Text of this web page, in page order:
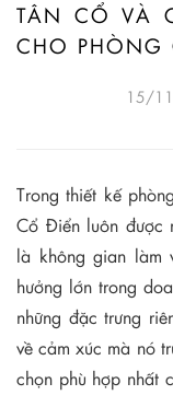
TÂN CỔ VÀ
CHO PHÒNG
15/
Trong thiết kế
Cổ Điển luôn được
là không gian làm
hưởng lớn trong
những đặc trưng
về cảm xúc mà nó
chọn phù hợp nhất